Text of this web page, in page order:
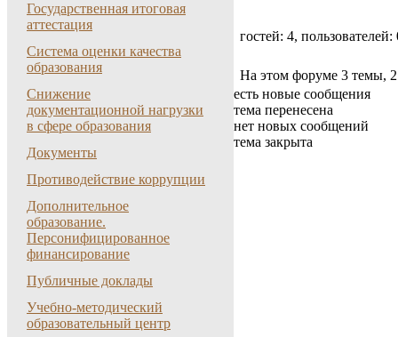
Государственная итоговая
аттестация
Система оценки качества
образования
Снижение
документационной нагрузки
в сфере образования
Документы
Противодействие коррупции
Дополнительное
образование.
Персонифицированное
финансирование
Публичные доклады
Учебно-методический
образовательный центр
гостей: 4, пользователей:
На этом форуме 3 темы,
есть новые сообщения
тема перенесена
нет новых сообщений
тема закрыта